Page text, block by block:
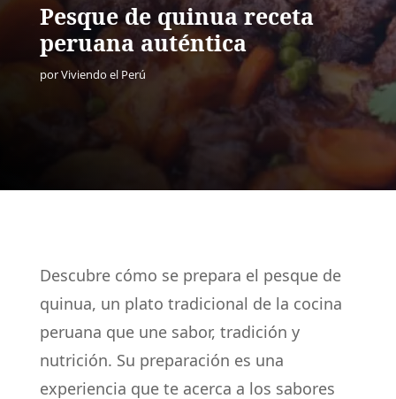
Pesque de quinua receta
peruana auténtica
porViviendo el Perú
Descubre cómo se prepara el pesque de
quinua, un plato tradicional de la cocina
peruana que une sabor, tradición y
nutrición. Su preparación es una
experiencia que te acerca a los sabores